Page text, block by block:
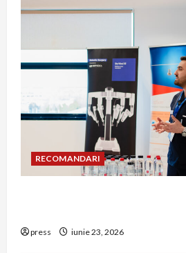
RECOMANDARI
press iunie 23, 2026